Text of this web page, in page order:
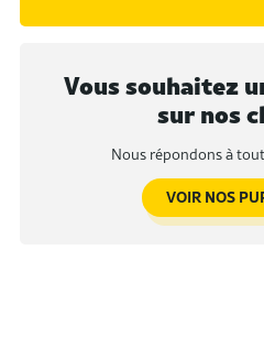
Vous souhaitez
sur nos
Nous répondons à
VOIR NOS